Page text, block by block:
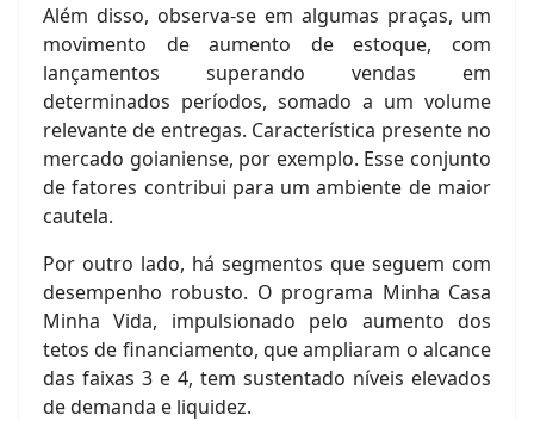
Além disso, observa-se em algumas praças, um
movimento de aumento de estoque, com
lançamentos superando vendas em
determinados períodos, somado a um volume
relevante de entregas. Característica presente no
mercado goianiense, por exemplo. Esse conjunto
de fatores contribui para um ambiente de maior
cautela.
Por outro lado, há segmentos que seguem com
desempenho robusto. O programa Minha Casa
Minha Vida, impulsionado pelo aumento dos
tetos de financiamento, que ampliaram o alcance
das faixas 3 e 4, tem sustentado níveis elevados
de demanda e liquidez.